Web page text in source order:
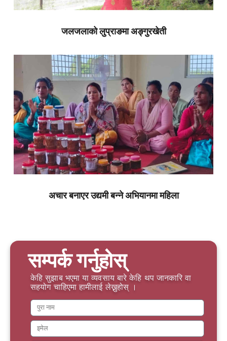
जलजलाको लुप्राङमा अङ्गुरखेती
अचार बनाएर उद्यमी बन्ने अभियानमा महिला
सम्पर्क गर्नुहोस्
केहि सुझाब भएमा या व्यवसाय बारे केहि थप जानकारि वा
सहयोग चाहिएमा हामीलाई लेख्नुहोस् ।